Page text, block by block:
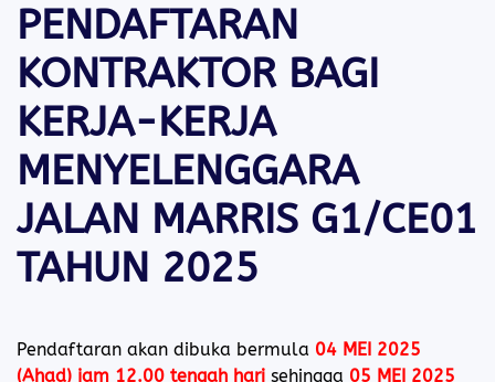
PENDAFTARAN
KONTRAKTOR BAGI
KERJA-KERJA
MENYELENGGARA
JALAN MARRIS G1/CE01
TAHUN 2025
Pendaftaran akan dibuka bermula 04 MEI 2025
(Ahad) jam 12.00 tengah hari sehingga 05 MEI 2025